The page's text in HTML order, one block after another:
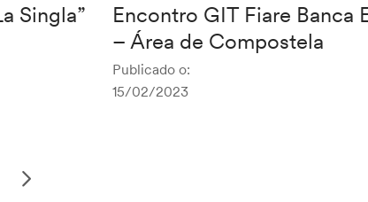
Singla”
Encontro GIT Fiare Banca
– Área de Compostela
Publicado o:
15/02/2023